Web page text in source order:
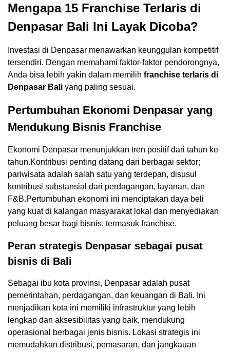
Mengapa 15 Franchise Terlaris di
Denpasar Bali Ini Layak Dicoba?
Investasi di Denpasar menawarkan keunggulan kompetitif
tersendiri. Dengan memahami faktor-faktor pendorongnya,
Anda bisa lebih yakin dalam memilih franchise terlaris di
Denpasar Bali yang paling sesuai.
Pertumbuhan Ekonomi Denpasar yang
Mendukung Bisnis Franchise
Ekonomi Denpasar menunjukkan tren positif dari tahun ke
tahun.Kontribusi penting datang dari berbagai sektor;
pariwisata adalah salah satu yang terdepan, disusul
kontribusi substansial dari perdagangan, layanan, dan
F&B.Pertumbuhan ekonomi ini menciptakan daya beli
yang kuat di kalangan masyarakat lokal dan menyediakan
peluang besar bagi bisnis, termasuk franchise.
Peran strategis Denpasar sebagai pusat
bisnis di Bali
Sebagai ibu kota provinsi, Denpasar adalah pusat
pemerintahan, perdagangan, dan keuangan di Bali. Ini
menjadikan kota ini memiliki infrastruktur yang lebih
lengkap dan aksesibilitas yang baik, mendukung
operasional berbagai jenis bisnis. Lokasi strategis ini
memudahkan distribusi, pemasaran, dan jangkauan